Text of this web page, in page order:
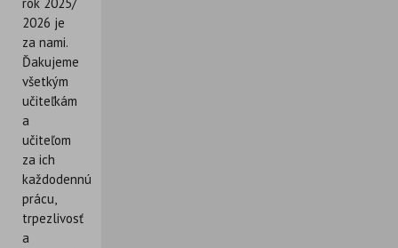
rok 2025/
2026 je
za nami.
Ďakujeme
všetkým
učiteľkám
a
učiteľom
za ich
každodennú
prácu,
trpezlivosť
a